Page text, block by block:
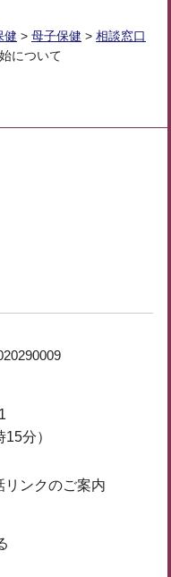
健 > 母子保健 > 相談窓口
について
分）
リンクのご案内